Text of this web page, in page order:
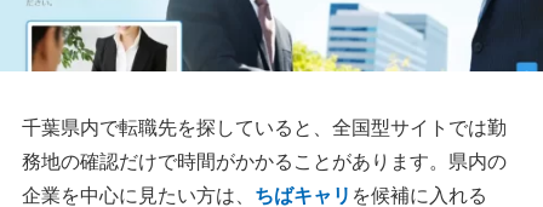
千葉県内で転職先を探していると、全国型サイトでは勤
務地の確認だけで時間がかかることがあります。県内の
企業を中心に見たい方は、 ちばキャリ を候補に入れる